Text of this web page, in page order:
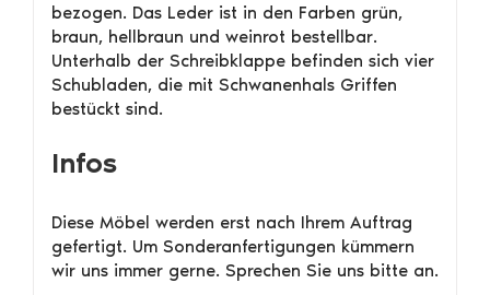
bezogen. Das Leder ist in den Farben grün,
braun, hellbraun und weinrot bestellbar.
Unterhalb der Schreibklappe befinden sich vier
Schubladen, die mit Schwanenhals Griffen
bestückt sind.
Infos
Diese Möbel werden erst nach Ihrem Auftrag
gefertigt. Um Sonderanfertigungen kümmern
wir uns immer gerne. Sprechen Sie uns bitte an.